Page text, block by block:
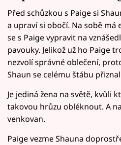
Před schůzkou s Paige si
a upraví si obočí. Na sobě má
se s Paige vypravit na
pavouky. Jelikož už ho Paige
nezvolí správné oblečení,
Shaun se celému štábu
Je jediná žena na světě, kvůli
takovou hrůzu obléknout. A
venkovan.
Paige vezme Shauna